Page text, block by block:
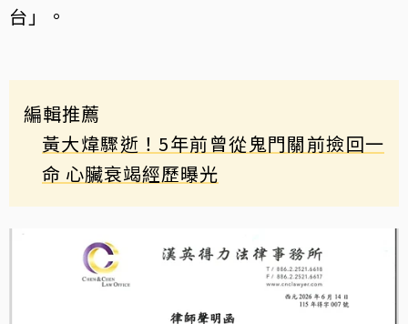
台」。
編輯推薦
黃大煒驟逝！5年前曾從鬼門關前撿回一
命 心臟衰竭經歷曝光